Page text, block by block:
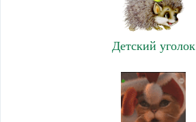
Детский уголок